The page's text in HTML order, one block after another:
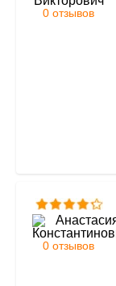
0 отзывов
0 отзывов